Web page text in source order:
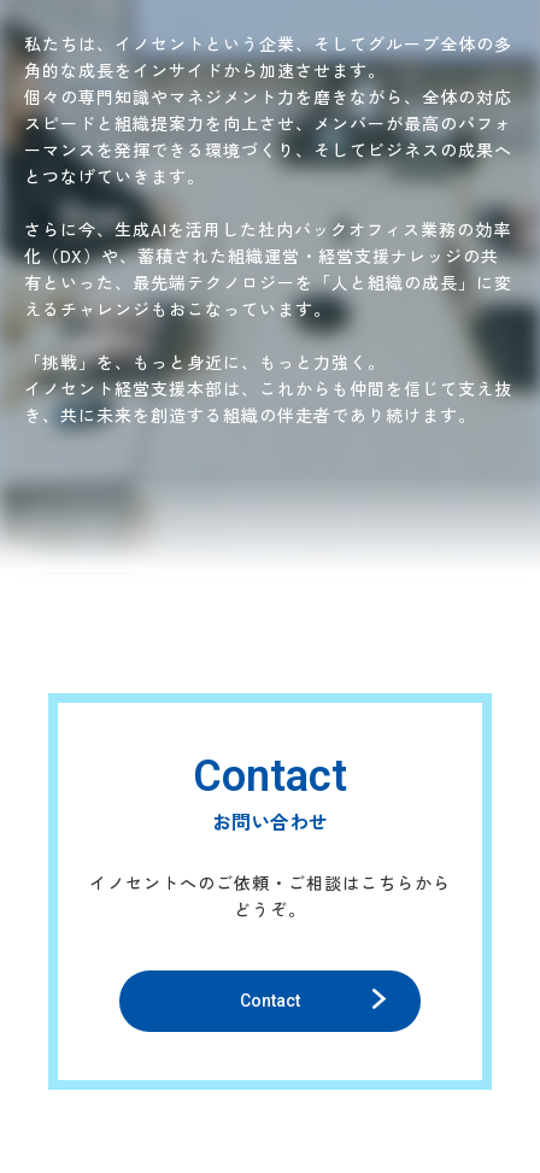
私たちは、イノセントという企業、そしてグループ全体の多
角的な成長をインサイドから加速させます。
個々の専門知識やマネジメント力を磨きながら、全体の対応
スピードと組織提案力を向上させ、 メンバーが最高のパフォ
ーマンスを発揮できる環境づくり、 そしてビジネスの成果へ
とつなげていきます。
さらに今、生成AIを活用した社内バックオフィス業務の効率
化（DX）や、蓄積された組織運営・経営支援ナレッジの共
有といった、 最先端テクノロジーを「人と組織の成長」に変
えるチャレンジもおこなっています。
「挑戦」を、もっと身近に、もっと力強く。
イノセント経営支援本部は、これからも仲間を信じて支え抜
き、 共に未来を創造する組織の伴走者であり続けます。
Contact
お問い合わせ
イノセントへのご依頼・ご相談はこちらから
どうぞ。
Contact